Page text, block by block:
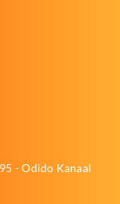
- Odido Kanaal